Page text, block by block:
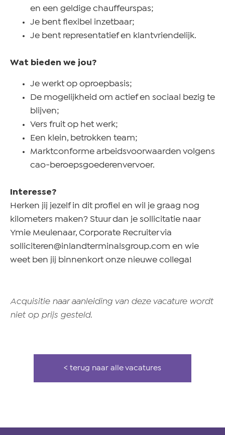
en een geldige chauffeurspas;
Je bent flexibel inzetbaar;
Je bent representatief en klantvriendelijk.
Wat bieden we jou?
Je werkt op oproepbasis;
De mogelijkheid om actief en sociaal bezig te
blijven;
Vers fruit op het werk;
Een klein, betrokken team;
Marktconforme arbeidsvoorwaarden volgens
cao-beroepsgoederenvervoer.
Interesse?
Herken jij jezelf in dit profiel en wil je graag nog
kilometers maken? Stuur dan je sollicitatie naar
Ymie Meulenaar, Corporate Recruiter via
solliciteren@inlandterminalsgroup.com en wie
weet ben jij binnenkort onze nieuwe collega!
Acquisitie naar aanleiding van deze vacature wordt
niet op prijs gesteld.
< terug naar alle vacatures